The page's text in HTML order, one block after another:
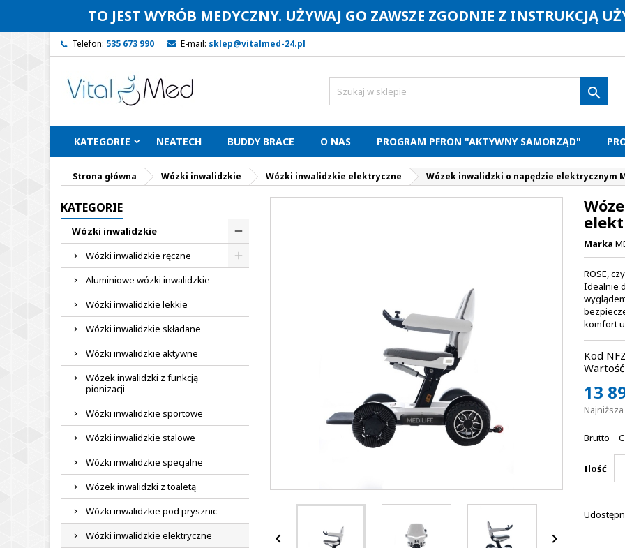
TO JEST WYRÓB MEDYCZNY. UŻYWAJ GO ZAWSZE ZGODNIE Z INSTRUKCJĄ
Telefon: 535 673 990 E-mail: sklep@vitalmed-24.pl

KATEGORIE NEATECH BUDDY BRACE O NAS PROGRAM PFRON "AKTYWNY SAMORZĄD"
Strona główna Wózki inwalidzkie Wózki inwalidzkie elektryczne Wózek inwalidzki o napędzie elektrycznym
KATEGORIE
Wózki inwalidzkie
Wózki inwalidzkie ręczne
Aluminiowe wózki inwalidzkie
Wózki inwalidzkie lekkie
Wózki inwalidzkie składane
Wózki inwalidzkie aktywne
Wózek inwalidzki z funkcją
pionizacji
Wózki inwalidzkie sportowe
Wózki inwalidzkie stalowe
Wózki inwalidzkie specjalne
Wózek inwalidzki z toaletą
Wózki inwalidzkie pod prysznic
Wózki inwalidzkie elektryczne
 
Marka
ROSE,
Idealnie
komfort
Kod
13
Brutto
Ilość